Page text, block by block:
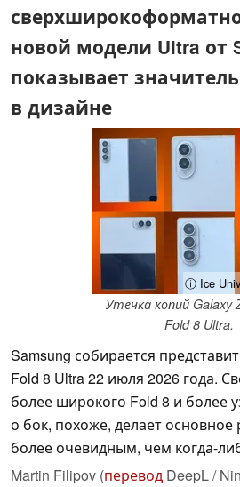
новой модели Ultra от
показывает
в дизайне
ⓘ Ice
Утечка копий Galaxy
Fold 8 Ultra.
Samsung собирается
Fold 8 Ultra 22 июля 2026 года.
более широкого Fold 8 и более
о бок, похоже, делает основное
более очевидным, чем когда-
Martin Filipov (перевод DeepL /